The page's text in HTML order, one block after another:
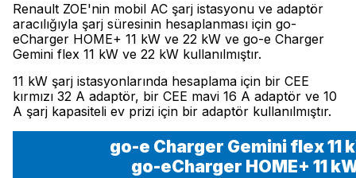
Renault ZOE'nin mobil AC şarj istasyonu ve adaptör
aracılığıyla şarj süresinin hesaplanması için go-
eCharger HOME+ 11 kW ve 22 kW ve go-e Charger
Gemini flex 11 kW ve 22 kW kullanılmıştır.
11 kW şarj istasyonlarında hesaplama için bir CEE
kırmızı 32 A adaptör, bir CEE mavi 16 A adaptör ve 10
A şarj kapasiteli ev prizi için bir adaptör kullanılmıştır.
go-e Charger Gemini flex 11
go-eCharger HOME+ 11